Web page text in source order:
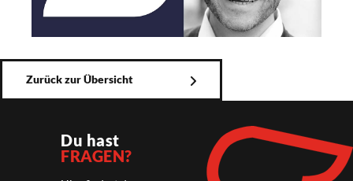
Zurück zur Übersicht
Du hast
FRAGEN?